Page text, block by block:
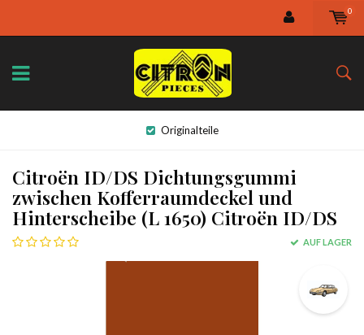
0
Originalteile
Citroën ID/DS Dichtungsgummi
zwischen Kofferraumdeckel und
Hinterscheibe (L 1650) Citroën ID/DS
AUF LAGER